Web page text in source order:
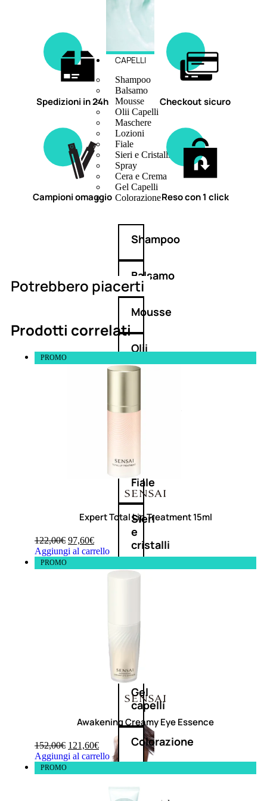
CAPELLI
Shampoo
Balsamo
Mousse
Olii Capelli
Maschere
Lozioni
Fiale
Sieri e Cristalli
Spray
Cera e Crema
Gel Capelli
Colorazione
Shampoo
Balsamo
Mousse
Olii
capelli
Maschere
Fiale
Sieri
e
cristalli
crema
Gel
capelli
Colorazione
Spedizioni in 24h Checkout sicuro
Campioni omaggio Reso con 1 click
Potrebbero piacerti
Prodotti correlati
PROMO
Expert Total Lip Treatment 15ml
122,00€ 97,60€
Aggiungi al carrello
PROMO
Awakening Creamy Eye Essence
152,00€ 121,60€
Aggiungi al carrello
PROMO